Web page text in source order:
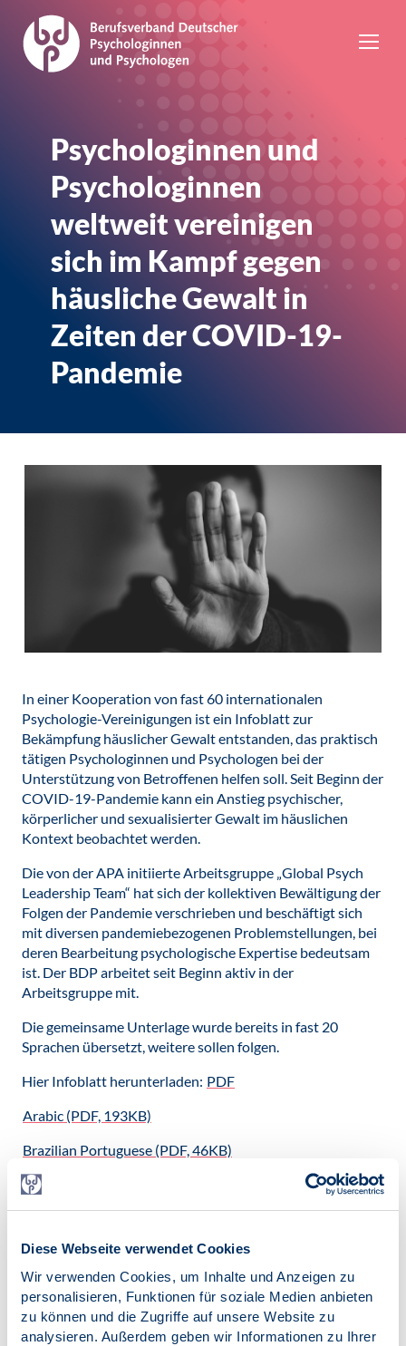
Diese Webseite verwendet Cookies
Wir verwenden Cookies, um Inhalte und Anzeigen zu
personalisieren, Funktionen für soziale Medien anbieten
zu können und die Zugriffe auf unsere Website zu
analysieren. Außerdem geben wir Informationen zu Ihrer
Psychologinnen und
Psychologinnen
weltweit vereinigen
sich im Kampf gegen
häusliche Gewalt in
Zeiten der COVID-19-
Pandemie
In einer Kooperation von fast 60 internationalen
Psychologie-Vereinigungen ist ein Infoblatt zur
Bekämpfung häuslicher Gewalt entstanden, das praktisch
tätigen Psychologinnen und Psychologen bei der
Unterstützung von Betroffenen helfen soll. Seit Beginn der
COVID-19-Pandemie kann ein Anstieg psychischer,
körperlicher und sexualisierter Gewalt im häuslichen
Kontext beobachtet werden.
Die von der APA initiierte Arbeitsgruppe „Global Psych
Leadership Team“ hat sich der kollektiven Bewältigung der
Folgen der Pandemie verschrieben und beschäftigt sich
mit diversen pandemiebezogenen Problemstellungen, bei
deren Bearbeitung psychologische Expertise bedeutsam
ist. Der BDP arbeitet seit Beginn aktiv in der
Arbeitsgruppe mit.
Die gemeinsame Unterlage wurde bereits in fast 20
Sprachen übersetzt, weitere sollen folgen.
Hier Infoblatt herunterladen: PDF
Arabic (PDF, 193KB)
Brazilian Portuguese (PDF, 46KB)
Dutch (PDF, 85KB)
French (PDF, 111KB)
Haitian French (PDF, 82KB)
Italian (PDF, 113KB)